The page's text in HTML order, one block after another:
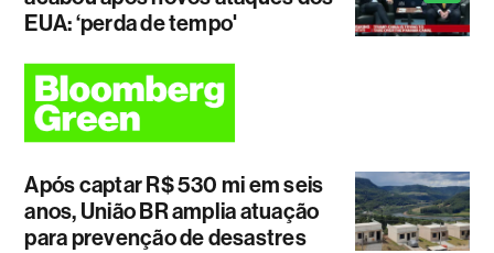
EUA: ‘perda de tempo'
Após captar R$ 530 mi em seis
anos, União BR amplia atuação
para prevenção de desastres